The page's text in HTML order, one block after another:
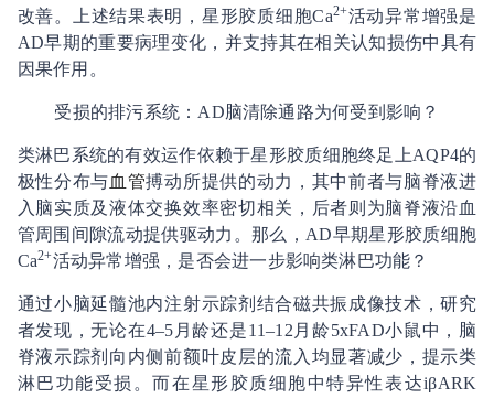
改善。上述结果表明，星形胶质细胞Ca2+活动异常增强是
AD早期的重要病理变化，并支持其在相关认知损伤中具有
因果作用。
受损的排污系统：AD脑清除通路为何受到影响？
类淋巴系统的有效运作依赖于星形胶质细胞终足上AQP4的
极性分布与血管搏动所提供的动力，其中前者与脑脊液进
入脑实质及液体交换效率密切相关，后者则为脑脊液沿血
管周围间隙流动提供驱动力。那么，AD早期星形胶质细胞
Ca2+活动异常增强，是否会进一步影响类淋巴功能？
通过小脑延髓池内注射示踪剂结合磁共振成像技术，研究
者发现，无论在4–5月龄还是11–12月龄5xFAD小鼠中，脑
脊液示踪剂向内侧前额叶皮层的流入均显著减少，提示类
淋巴功能受损。而在星形胶质细胞中特异性表达iβARK